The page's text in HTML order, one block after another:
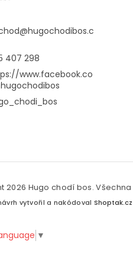
@hugochodibos.c
407 298
www.facebook.co
2026 Hugo chodí bos.
vytvořil a nakódoval Shoptak.cz
▼